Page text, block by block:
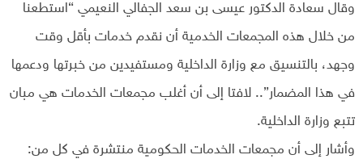
وقال سعادة الدكتور عيسى بن سعد الجفالي النعيمي “استطعنا
من خلال هذه المجمعات الخدمية أن نقدم خدمات بأقل وقت
وجهد، بالتنسيق مع وزارة الداخلية ومستفيدين من خبرتها ودعمها
في هذا المضمار”.. لافتا إلى أن أغلب مجمعات الخدمات هي مبان
تتبع وزارة الداخلية.
وأشار إلى أن مجمعات الخدمات الحكومية منتشرة في كل من: